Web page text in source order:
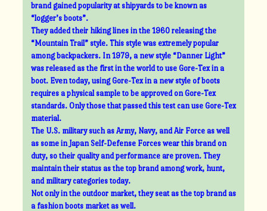
brand gained popularity at shipyards to be known as
“logger’s boots”.
They added their hiking lines in the 1960 releasing the
“Mountain Trail” style. This style was extremely popular
among backpackers. In 1979, a new style “Danner Light”
was released as the first in the world to use Gore-Tex in a
boot. Even today, using Gore-Tex in a new style of boots
requires a physical sample to be approved on Gore-Tex
standards. Only those that passed this test can use Gore-Tex
material.
The U.S. military such as Army, Navy, and Air Force as well
as some in Japan Self-Defense Forces wear this brand on
duty, so their quality and performance are proven. They
maintain their status as the top brand among work, hunt,
and military categories today.
Not only in the outdoor market, they seat as the top brand as
a fashion boots market as well.